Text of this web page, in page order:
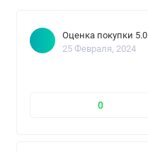
Оценка покупки 5.0
25 Февраля, 2024
0